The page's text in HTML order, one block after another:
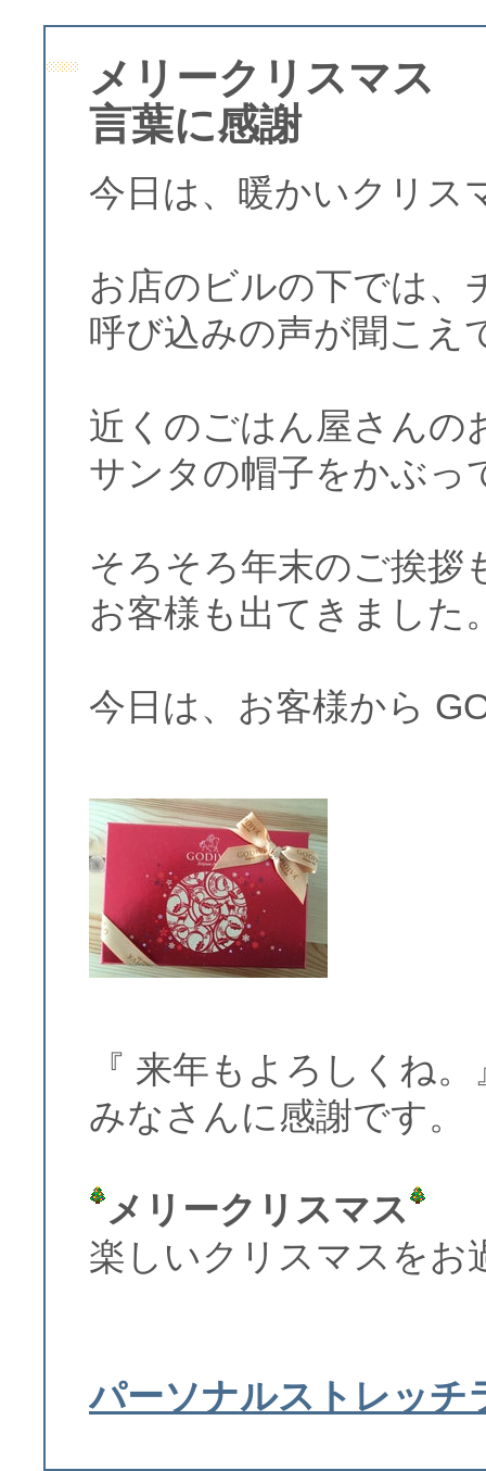
メリークリスマス
言葉に感謝
今日は、暖かいクリス
お店のビルの下では、
呼び込みの声が聞こえ
近くのごはん屋さんの
サンタの帽子をかぶっ
そろそろ年末のご挨拶
お客様も出てきました
今日は、お客様から
『 来年もよろしくね
みなさんに感謝です。
メリークリスマス
楽しいクリスマスをお
パーソナルストレッチ